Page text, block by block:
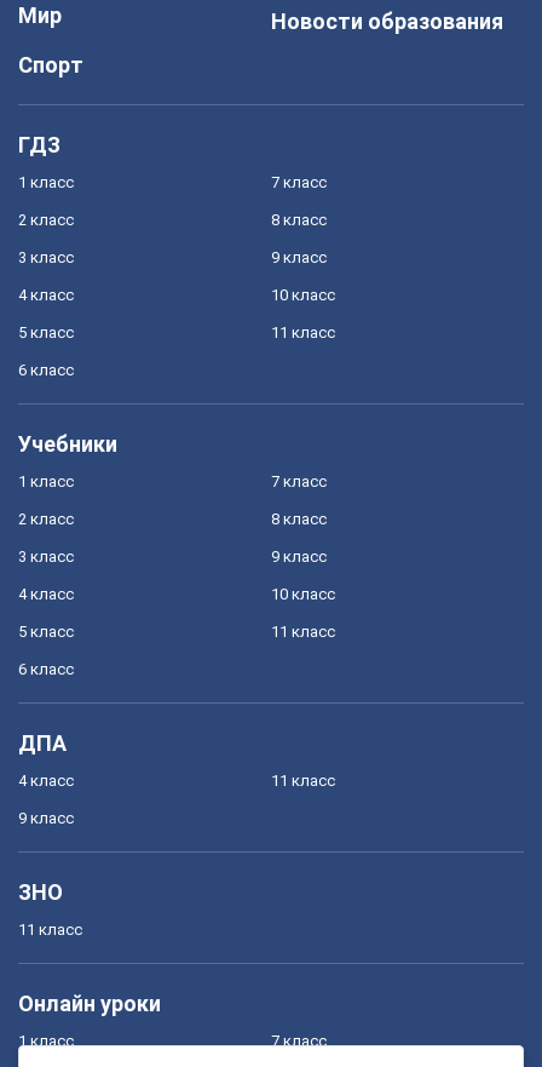
Мир
Спорт
Новости образования
ГДЗ
1 класс
2 класс
3 класс
4 класс
5 класс
6 класс
7 класс
8 класс
9 класс
10 класс
11 класс
Учебники
1 класс
2 класс
3 класс
4 класс
5 класс
6 класс
7 класс
8 класс
9 класс
10 класс
11 класс
ДПА
4 класс
9 класс
11 класс
ЗНО
11 класс
Онлайн уроки
1 класс 7 класс